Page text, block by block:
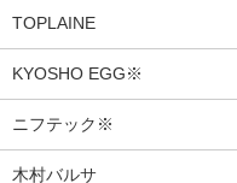
TOPLAINE
KYOSHO EGG※
ニフテック※
木村バルサ